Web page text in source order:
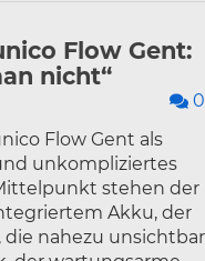
Flow Gent:
nicht“
0
Flow Gent als
unkompliziertes
stehen der
Akku, der
nahezu unsichtbar